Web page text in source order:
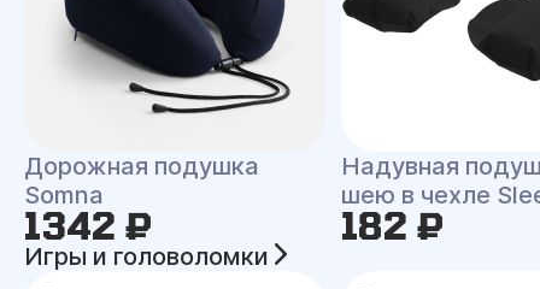
Дорожная подушка
Somna
1342 ₽
Надувная
шею в чехле
182 ₽
Игры и головоломки